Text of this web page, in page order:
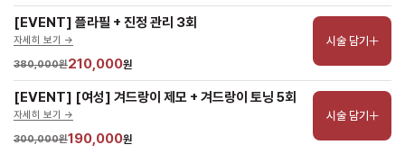
[EVENT] 플라필 + 진정 관리 3회
자세히 보기 ->
380,000원210,000원
시술 담기
[EVENT] [여성] 겨드랑이 제모 + 겨드랑이 토닝 5회
자세히 보기 ->
300,000원190,000원
시술 담기